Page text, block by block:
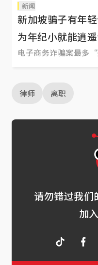
新闻
新加坡骗子有年
为年纪小就能逍
电子商务诈骗案最多
律师 离职
请勿错过我们
加